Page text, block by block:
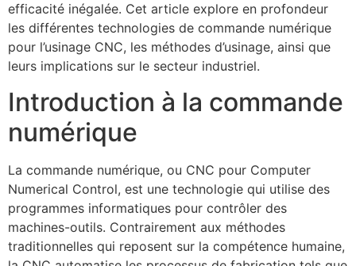
efficacité inégalée. Cet article explore en profondeur
les différentes technologies de commande numérique
pour l’usinage CNC, les méthodes d’usinage, ainsi que
leurs implications sur le secteur industriel.
Introduction à la commande
numérique
La commande numérique, ou CNC pour Computer
Numerical Control, est une technologie qui utilise des
programmes informatiques pour contrôler des
machines-outils. Contrairement aux méthodes
traditionnelles qui reposent sur la compétence humaine,